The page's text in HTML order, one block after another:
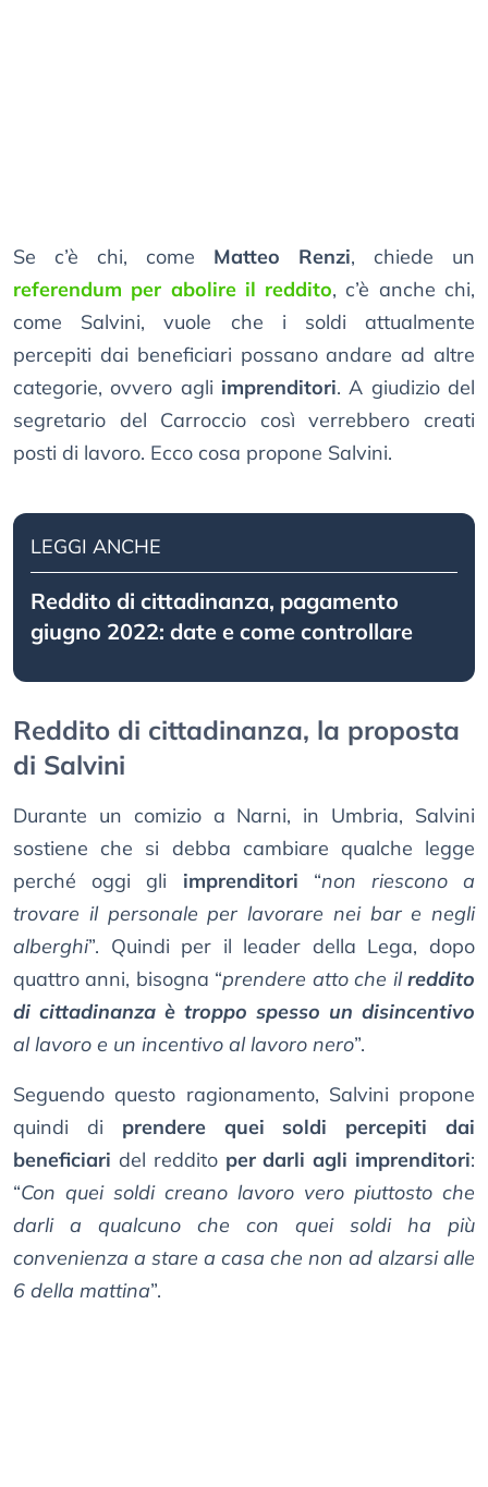
Se c’è chi, come Matteo Renzi, chiede un
referendum per abolire il reddito, c’è anche chi,
come Salvini, vuole che i soldi attualmente
percepiti dai beneficiari possano andare ad altre
categorie, ovvero agli imprenditori. A giudizio del
segretario del Carroccio così verrebbero creati
posti di lavoro. Ecco cosa propone Salvini.
LEGGI ANCHE
Reddito di cittadinanza, pagamento
giugno 2022: date e come controllare
Reddito di cittadinanza, la proposta
di Salvini
Durante un comizio a Narni, in Umbria, Salvini
sostiene che si debba cambiare qualche legge
perché oggi gli imprenditori “non riescono a
trovare il personale per lavorare nei bar e negli
alberghi”. Quindi per il leader della Lega, dopo
quattro anni, bisogna “prendere atto che ilreddito
di cittadinanza è troppo spesso un disincentivo
al lavoro e un incentivo al lavoro nero”.
Seguendo questo ragionamento, Salvini propone
quindi di prendere quei soldi percepiti dai
beneficiari del reddito per darli agli imprenditori:
“Con quei soldi creano lavoro vero piuttosto che
darli a qualcuno che con quei soldi ha più
convenienza a stare a casa che non ad alzarsi alle
6 della mattina”.